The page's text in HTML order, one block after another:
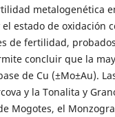
metalogenética
estado de oxidación
de fertilidad,
concluir que la
de Cu (±Mo±Au).
y la Tonalita y
Mogotes, el